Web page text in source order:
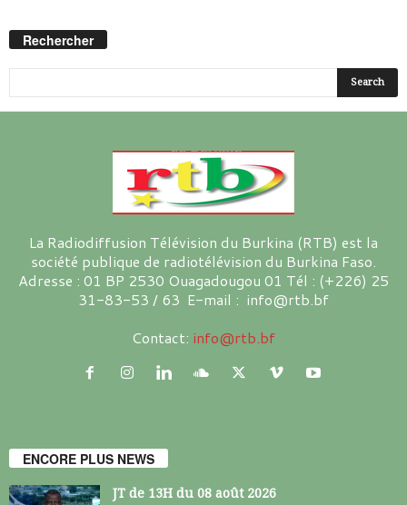
Rechercher
La Radiodiffusion Télévision du Burkina (RTB) est la
société publique de radiotélévision du Burkina Faso.
Adresse : 01 BP 2530 Ouagadougou 01 Tél : (+226) 25
31-83-53 / 63 E-mail : info@rtb.bf
Contact: info@rtb.bf
ENCORE PLUS NEWS
JT de 13H du 08 août 2026